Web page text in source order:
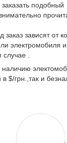
подобный
заказ зависят от
электромобиля
.
$/грн.,так и